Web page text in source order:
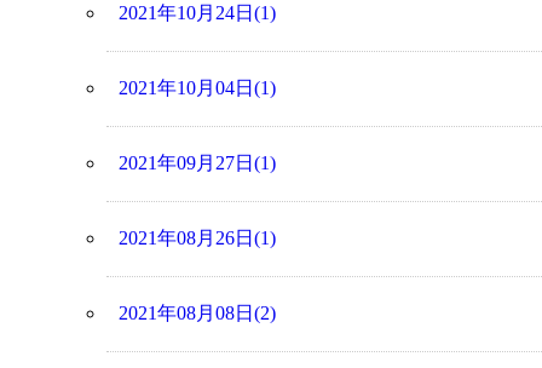
2021年10月24日(1)
2021年10月04日(1)
2021年09月27日(1)
2021年08月26日(1)
2021年08月08日(2)